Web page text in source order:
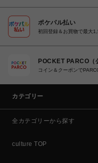
ポケパル払い
初回登録＆お買物で最大
POCKET PARCO（
コイン＆クーポンで
カテゴリー
全カテゴリーから探す
culture TOP